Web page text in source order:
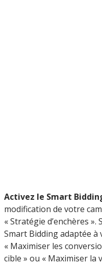
Activez le Smart
modification de votre
« Stratégie d’enchères
Smart Bidding adaptée à
« Maximiser les
cible » ou « Maximiser la